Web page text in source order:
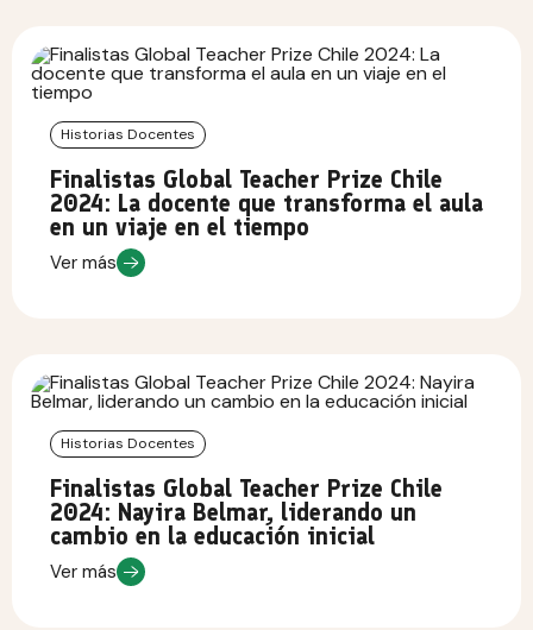
Historias Docentes
Finalistas Global Teacher Prize Chile
2024: La docente que transforma el aula
en un viaje en el tiempo
Ver más
Historias Docentes
Finalistas Global Teacher Prize Chile
2024: Nayira Belmar, liderando un
cambio en la educación inicial
Ver más